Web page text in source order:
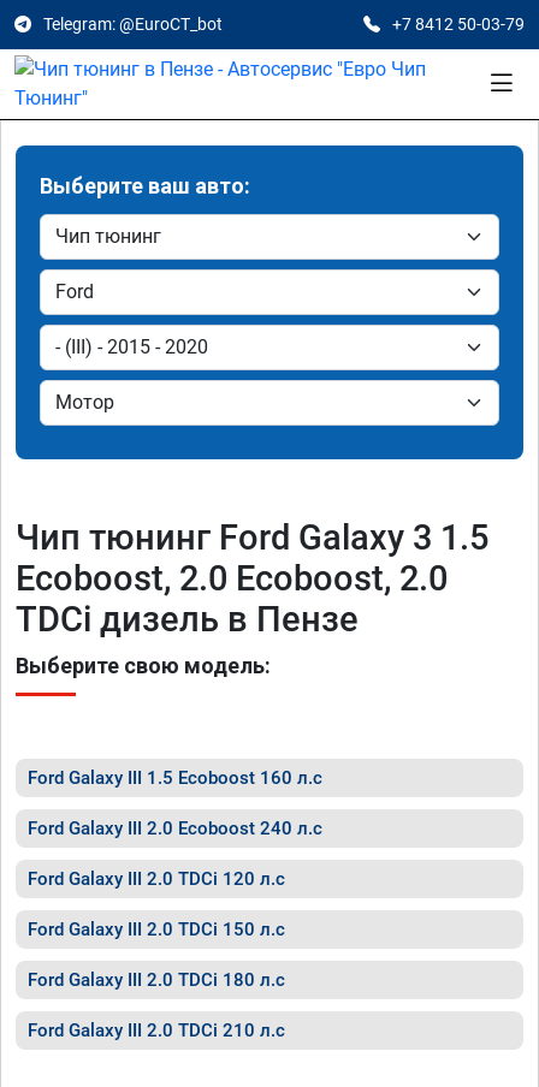
Telegram: @EuroCT_bot +7 8412 50-03-79
Выберите ваш авто:
Чип тюнинг Ford Galaxy 3 1.5
Ecoboost, 2.0 Ecoboost, 2.0
TDCi дизель в Пензе
Выберите свою модель:
Ford Galaxy III 1.5 Ecoboost 160 л.с
Ford Galaxy III 2.0 Ecoboost 240 л.с
Ford Galaxy III 2.0 TDCi 120 л.с
Ford Galaxy III 2.0 TDCi 150 л.с
Ford Galaxy III 2.0 TDCi 180 л.с
Ford Galaxy III 2.0 TDCi 210 л.с